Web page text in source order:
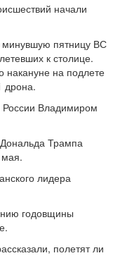
начали
минувшую пятницу ВС
к столице.
на подлете
дрона.
Владимиром
Трампа
лидера
годовщины
полетят ли